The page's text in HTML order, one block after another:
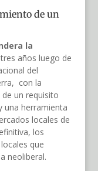
de un
la
años luego de
del
con la
un requisito
una herramienta
locales de
los
que
neoliberal.